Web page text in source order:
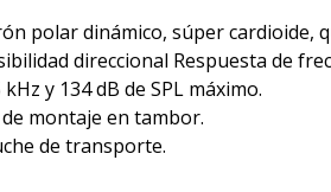
polar dinámico, súper cardioide,
direccional Respuesta de
kHz y 134 dB de SPL máximo.
montaje en tambor.
de transporte.